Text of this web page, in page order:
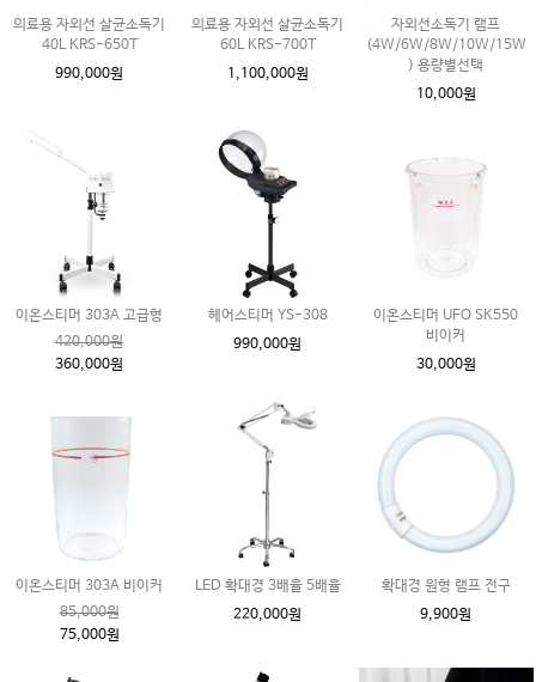
의료용 자외선 살균소독기
40L KRS-650T
990,000원
의료용 자외선 살균소독기
60L KRS-700T
1,100,000원
자외선소독기 램프
(4W/6W/8W/10W/15W
) 용량별선택
10,000원
이온스티머 303A 고급형
420,000원
360,000원
헤어스티머 YS-308
990,000원
이온스티머 UFO SK550
비이커
30,000원
이온스티머 303A 비이커
85,000원
75,000원
LED 확대경 3배율 5배율
220,000원
확대경 원형 램프 전구
9,900원